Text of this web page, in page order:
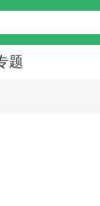
题